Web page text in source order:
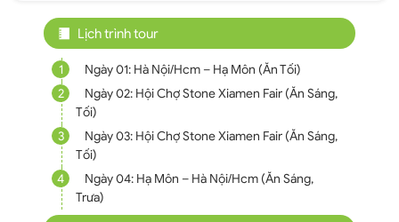
Lịch trình tour
1
Ngày 01: Hà Nội/Hcm – Hạ Môn (Ăn Tối)
2
Ngày 02: Hội Chợ Stone Xiamen Fair (Ăn Sáng,
Tối)
3
Ngày 03: Hội Chợ Stone Xiamen Fair (Ăn Sáng,
Tối)
4
Ngày 04: Hạ Môn – Hà Nội/Hcm (Ăn Sáng,
Trưa)